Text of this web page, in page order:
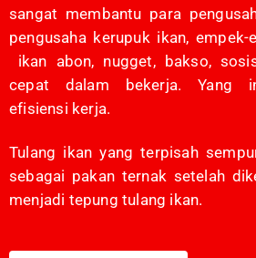
sangat membantu para
pengusaha kerupuk ikan, empek-
ikan abon, nugget, bakso,
cepat dalam bekerja. Yang
efisiensi kerja.
Tulang ikan yang terpisah
sebagai pakan ternak setelah
menjadi tepung tulang ikan.